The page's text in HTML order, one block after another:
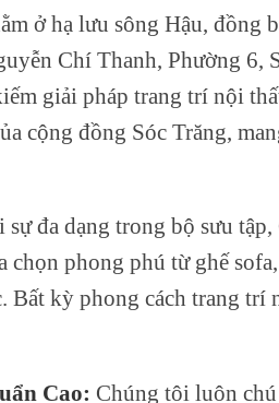
ở hạ lưu sông Hậu, đồng
Chí Thanh, Phường 6,
giải pháp trang trí nội
cộng đồng Sóc Trăng,
sự đa dạng trong bộ sưu
chọn phong phú từ ghế
Bất kỳ phong cách trang trí
Cao: Chúng tôi luôn